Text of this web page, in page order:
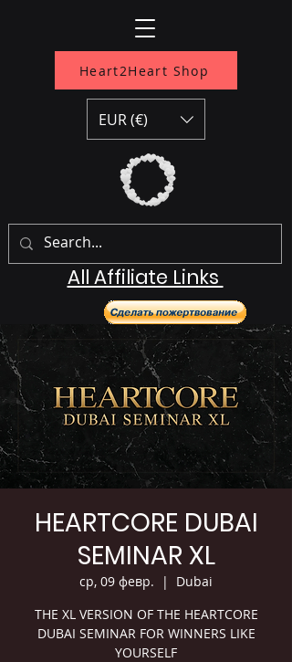
Heart2Heart Shop
All Affiliate Links
EUR (€)
HEARTCORE DUBAI
SEMINAR XL
ср, 09 февр.
  |
Dubai
THE XL VERSION OF THE HEARTCORE
DUBAI SEMINAR FOR WINNERS LIKE
YOURSELF